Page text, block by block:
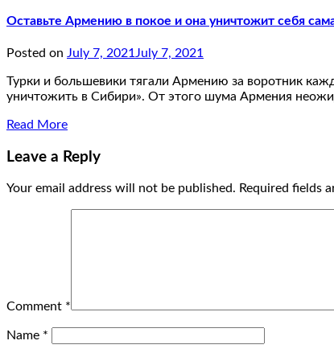
Оставьте Армению в покое и она уничтожит себя
Posted on July 7, 2021 July 7, 2021
Турки и большевики тягали Армению за воротник
уничтожить в Сибири». От этого шума Армения
Read More
Leave a Reply
Your email address will not be published. Required fields
Comment *
Name *